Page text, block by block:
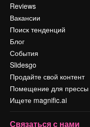
Reviews
Вакансии
Поиск тенденций
Блог
События
Slidesgo
Продайте свой контент
Помещение для прессы
Ищете magnific.ai
Связаться с нами